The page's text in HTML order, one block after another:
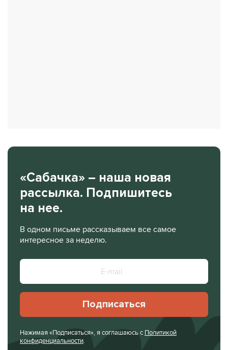
«Сабачка» – наша новая
рассылка. Подпишитесь
на нее.
В одном письме рассказываем все самое
интересное за неделю.
Подписаться
Нажимая «Подписаться», я соглашаюсь с Политикой
конфиденциальности.